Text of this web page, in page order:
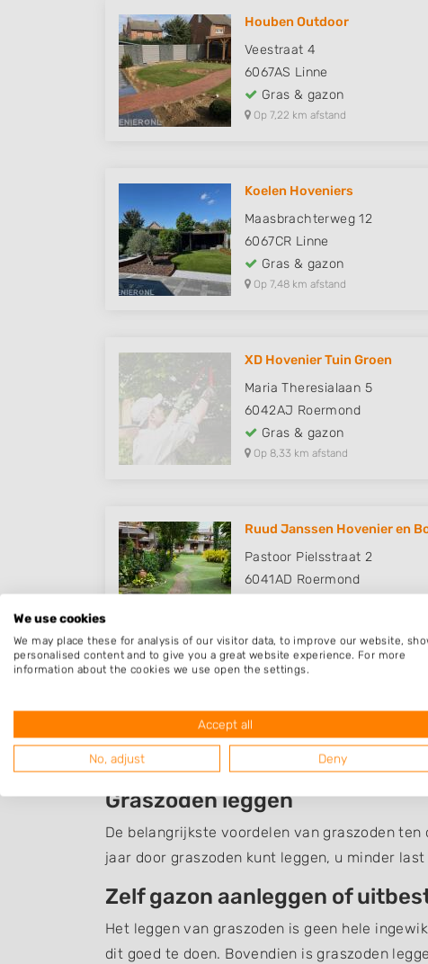
Houben Outdoor
Veestraat 4
6067AS Linne
Gras & gazon
Op 7,22 km afstand
Koelen Hoveniers
Maasbrachterweg 12
6067CR Linne
Gras & gazon
Op 7,48 km afstand
XD Hovenier Tuin Groen
Maria Theresialaan 5
6042AJ Roermond
Gras & gazon
Op 8,33 km afstand
Ruud Janssen Hovenier en
Pastoor Pielsstraat 2
6041AD Roermond
Graszoden Posterholt
Een overzicht van bedrijven in de omgeving
Graszoden leggen
De belangrijkste voordelen van graszoden
jaar door graszoden kunt leggen, u minder
Zelf gazon aanleggen of
Het leggen van graszoden is geen hele
dit goed te doen. Bovendien is graszoden
We use cookies
We may place these for analysis of our visitor data, to improve our website,
personalised content and to give you a great website experience. For more
information about the cookies we use open the settings.
Accept all
No, adjust Deny